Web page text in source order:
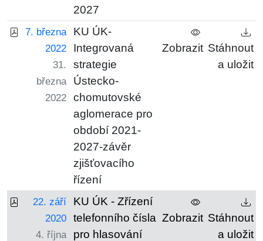
2027
7. března
2022
31.
března
2022
KU ÚK-
Integrovaná
strategie
Ústecko-
chomutovské
aglomerace pro
období 2021-
2027-závěr
zjišťovacího
řízení
Zobrazit Stáhnout
a uložit
22. září
2020
4. října
KU ÚK - Zřízení
telefonního čísla
pro hlasování
Zobrazit Stáhnout
a uložit